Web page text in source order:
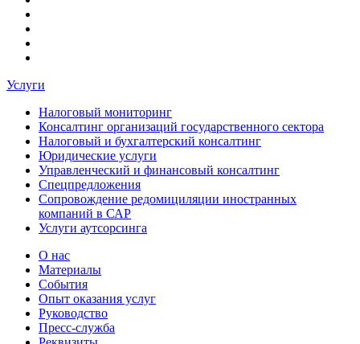
Услуги
Налоговый мониторинг
Консалтинг организаций государственного сектора
Налоговый и бухгалтерский консалтинг
Юридические услуги
Управленческий и финансовый консалтинг
Спецпредложения
Сопровождение редомициляции иностранных
компаний в САР
Услуги аутсорсинга
О нас
Материалы
События
Опыт оказания услуг
Руководство
Пресс-служба